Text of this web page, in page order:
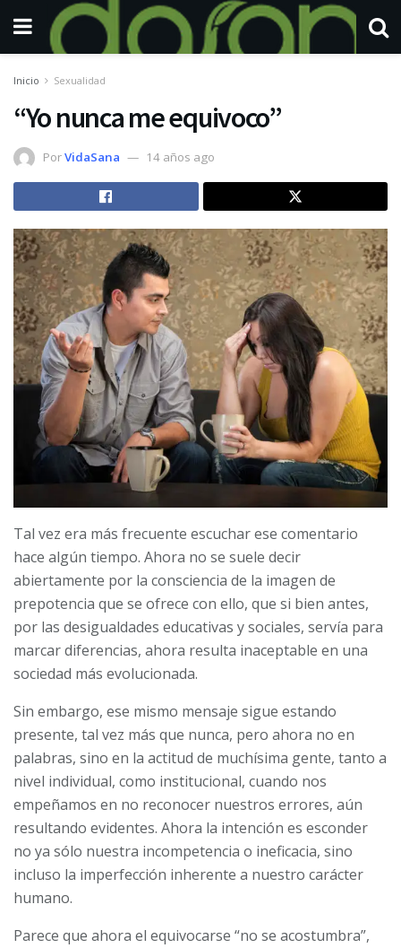
Inicio Sexualidad
“Yo nunca me equivoco”
PorVidaSana 14 años ago
Tal vez era más frecuente escuchar ese comentario
hace algún tiempo. Ahora no se suele decir
abiertamente por la consciencia de la imagen de
prepotencia que se ofrece con ello, que si bien antes,
por las desigualdades educativas y sociales, servía para
marcar diferencias, ahora resulta inaceptable en una
sociedad más evolucionada.
Sin embargo, ese mismo mensaje sigue estando
presente, tal vez más que nunca, pero ahora no en
palabras, sino en la actitud de muchísima gente, tanto a
nivel individual, como institucional, cuando nos
empeñamos en no reconocer nuestros errores, aún
resultando evidentes. Ahora la intención es esconder
no ya sólo nuestra incompetencia o ineficacia, sino
incluso la imperfección inherente a nuestro carácter
humano.
Parece que ahora el equivocarse “no se acostumbra”,